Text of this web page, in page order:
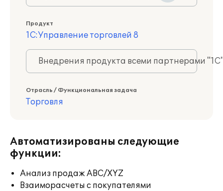
Продукт
1С:Управление торговлей 8
Внедрения продукта всеми партнерами
Отрасль / Функциональная задача
Торговля
Автоматизированы следующие
функции:
Анализ продаж ABC/XYZ
Взаиморасчеты с покупателями